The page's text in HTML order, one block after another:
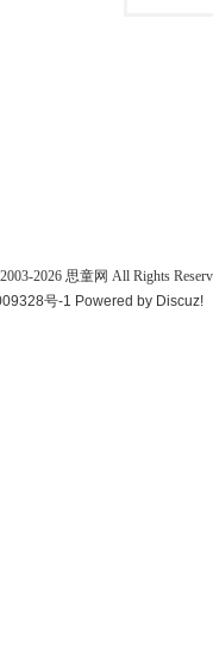
2026 思童网 All Rights
号-1 Powered by Discuz!